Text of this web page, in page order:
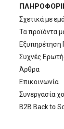
Σχετικά με
Τα προϊόντα
Εξυπηρέτηση
Συχνές
Άρθρα
Επικοινωνία
Συνεργασία
B2B Back to